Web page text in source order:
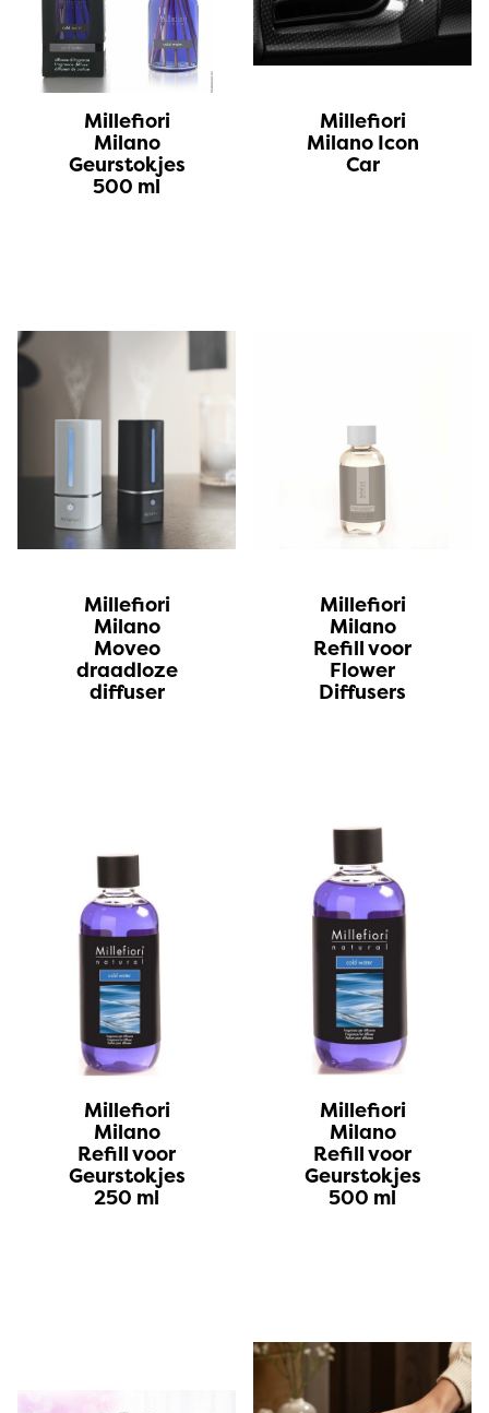
Millefiori
Milano
Geurstokjes
500 ml
Millefiori
Milano Icon
Car
Millefiori
Milano
Moveo
draadloze
diffuser
Millefiori
Milano
Refill voor
Flower
Diffusers
Millefiori
Milano
Refill voor
Geurstokjes
250 ml
Millefiori
Milano
Refill voor
Geurstokjes
500 ml